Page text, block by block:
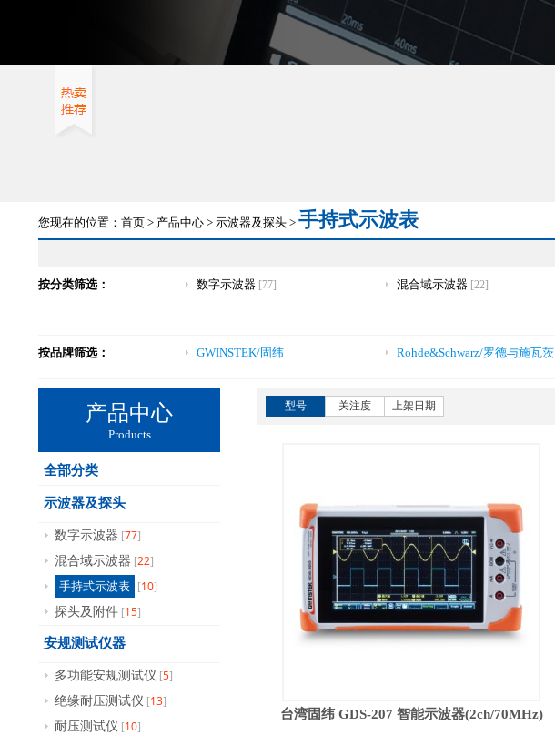
您现在的位置： 首页 > 产品中心 > 示波器及探头 > 手持式示波表
按分类筛选： 数字示波器 [77] 混合域示波器 [22]
按品牌筛选： GWINSTEK/固纬 Rohde&Schwarz/罗德与施瓦茨
产品中心
Products
全部分类
示波器及探头
数字示波器 [77]
混合域示波器 [22]
手持式示波表 [10]
探头及附件 [15]
安规测试仪器
多功能安规测试仪 [5]
绝缘耐压测试仪 [13]
耐压测试仪 [10]
型号 关注度 上架日期
台湾固纬 GDS-207 智能示波器(2ch/70MHz)